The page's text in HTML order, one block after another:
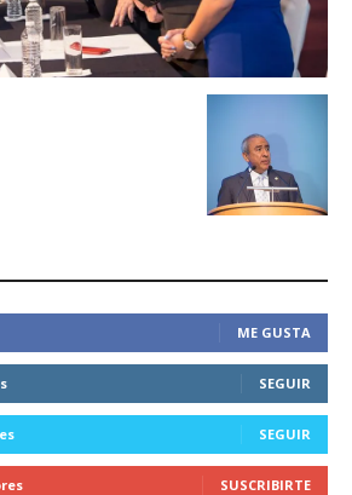
ME GUSTA
SEGUIR
SEGUIR
SUSCRIBIRTE